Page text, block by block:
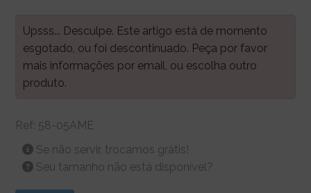
Upsss... Desculpe. Este artigo está de momento
esgotado, ou foi descontinuado. Peça por favor
mais informações por email, ou escolha outro
produto.
Ref: 58-05AME
Se não servir, trocamos grátis!
Seu tamanho não está disponível?